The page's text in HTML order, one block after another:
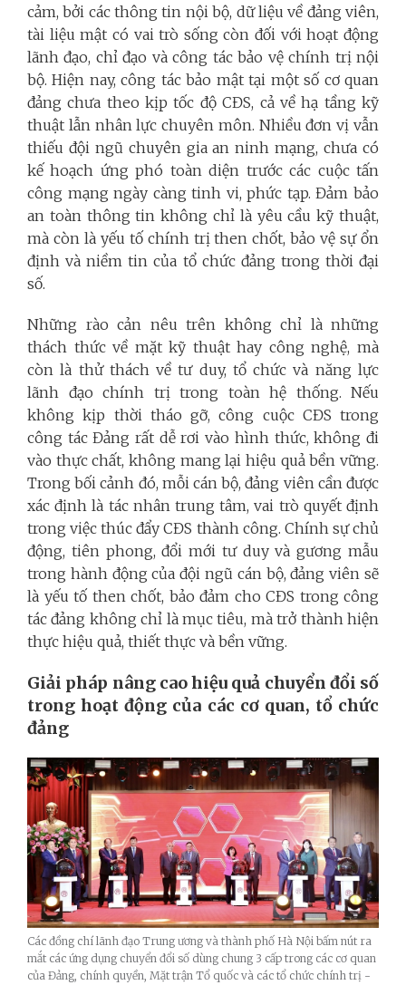
cảm, bởi các thông tin nội bộ, dữ liệu về đảng viên,
tài liệu mật có vai trò sống còn đối với hoạt động
lãnh đạo, chỉ đạo và công tác bảo vệ chính trị nội
bộ. Hiện nay, công tác bảo mật tại một số cơ quan
đảng chưa theo kịp tốc độ CĐS, cả về hạ tầng kỹ
thuật lẫn nhân lực chuyên môn. Nhiều đơn vị vẫn
thiếu đội ngũ chuyên gia an ninh mạng, chưa có
kế hoạch ứng phó toàn diện trước các cuộc tấn
công mạng ngày càng tinh vi, phức tạp. Đảm bảo
an toàn thông tin không chỉ là yêu cầu kỹ thuật,
mà còn là yếu tố chính trị then chốt, bảo vệ sự ổn
định và niềm tin của tổ chức đảng trong thời đại
số.
Những rào cản nêu trên không chỉ là những
thách thức về mặt kỹ thuật hay công nghệ, mà
còn là thử thách về tư duy, tổ chức và năng lực
lãnh đạo chính trị trong toàn hệ thống. Nếu
không kịp thời tháo gỡ, công cuộc CĐS trong
công tác Đảng rất dễ rơi vào hình thức, không đi
vào thực chất, không mang lại hiệu quả bền vững.
Trong bối cảnh đó, mỗi cán bộ, đảng viên cần được
xác định là tác nhân trung tâm, vai trò quyết định
trong việc thúc đẩy CĐS thành công. Chính sự chủ
động, tiên phong, đổi mới tư duy và gương mẫu
trong hành động của đội ngũ cán bộ, đảng viên sẽ
là yếu tố then chốt, bảo đảm cho CĐS trong công
tác đảng không chỉ là mục tiêu, mà trở thành hiện
thực hiệu quả, thiết thực và bền vững.
Giải pháp nâng cao hiệu quả chuyển đổi số
trong hoạt động của các cơ quan, tổ chức
đảng
Các đồng chí lãnh đạo Trung ương và thành phố Hà Nội bấm nút ra
mắt các ứng dụng chuyển đổi số dùng chung 3 cấp trong các cơ quan
của Đảng, chính quyền, Mặt trận Tổ quốc và các tổ chức chính trị -